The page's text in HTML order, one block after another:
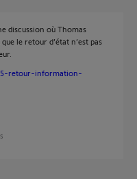
discussion où Thomas
le retour d’état n’est pas
retour-information-